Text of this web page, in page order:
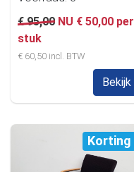
€ 95,00 NU € 50,00 per
stuk
€ 60,50 incl. BTW
Bekijk
Korting